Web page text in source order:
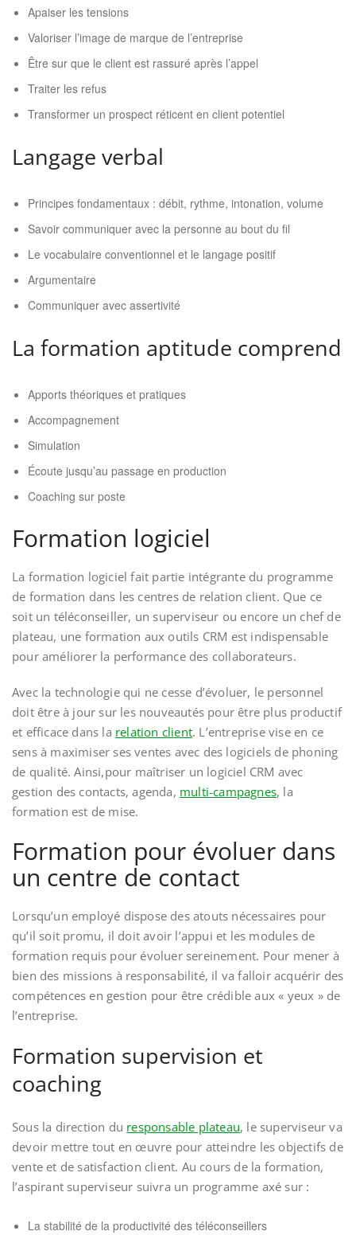
Apaiser les tensions
Valoriser l’image de marque de l’entreprise
Être sur que le client est rassuré après l’appel
Traiter les refus
Transformer un prospect réticent en client potentiel
Langage verbal
Principes fondamentaux : débit, rythme, intonation, volume
Savoir communiquer avec la personne au bout du fil
Le vocabulaire conventionnel et le langage positif
Argumentaire
Communiquer avec assertivité
La formation aptitude comprend
Apports théoriques et pratiques
Accompagnement
Simulation
Écoute jusqu’au passage en production
Coaching sur poste
Formation logiciel
La formation logiciel fait partie intégrante du programme
de formation dans les centres de relation client. Que ce
soit un téléconseiller, un superviseur ou encore un chef de
plateau, une formation aux outils CRM est indispensable
pour améliorer la performance des collaborateurs.
Avec la technologie qui ne cesse d’évoluer, le personnel
doit être à jour sur les nouveautés pour être plus productif
et efficace dans la relation client. L’entreprise vise en ce
sens à maximiser ses ventes avec des logiciels de phoning
de qualité. Ainsi,pour maîtriser un logiciel CRM avec
gestion des contacts, agenda, multi-campagnes, la
formation est de mise.
Formation pour évoluer dans
un centre de contact
Lorsqu’un employé dispose des atouts nécessaires pour
qu’il soit promu, il doit avoir l’appui et les modules de
formation requis pour évoluer sereinement. Pour mener à
bien des missions à responsabilité, il va falloir acquérir des
compétences en gestion pour être crédible aux « yeux » de
l’entreprise.
Formation supervision et
coaching
Sous la direction du responsable plateau, le superviseur va
devoir mettre tout en œuvre pour atteindre les objectifs de
vente et de satisfaction client. Au cours de la formation,
l’aspirant superviseur suivra un programme axé sur :
La stabilité de la productivité des téléconseillers